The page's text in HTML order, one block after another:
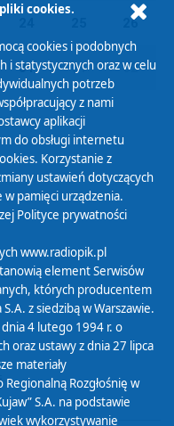
26
31 01 02
cookies.
cookies i podobnych
i statystycznych oraz w celu
potrzeb
z nami
aplikacji
do obsługi internetu
Korzystanie z
ustawień dotyczących
w pamięci urządzenia.
Polityce prywatności
www.radiopik.pl
element Serwisów
których producentem
z siedzibą w Warszawie.
4 lutego 1994 r. o
oraz ustawy z dnia 27 lipca
materiały
Rozgłośnię w
S.A. na podstawie
wykorzystywanie